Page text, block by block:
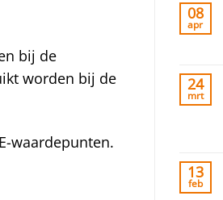
bij de
worden bij de
waardepunten.
08
apr
24
mrt
13
feb